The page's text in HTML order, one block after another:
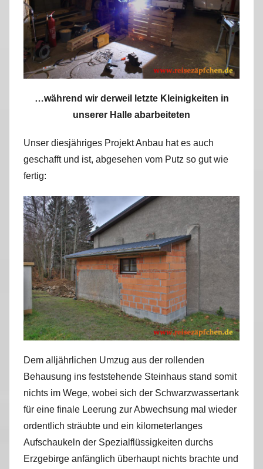
…während wir derweil letzte Kleinigkeiten in
unserer Halle abarbeiteten
Unser diesjähriges Projekt Anbau hat es auch
geschafft und ist, abgesehen vom Putz so gut wie
fertig:
Dem alljährlichen Umzug aus der rollenden
Behausung ins feststehende Steinhaus stand somit
nichts im Wege, wobei sich der Schwarzwassertank
für eine finale Leerung zur Abwechsung mal wieder
ordentlich sträubte und ein kilometerlanges
Aufschaukeln der Spezialflüssigkeiten durchs
Erzgebirge anfänglich überhaupt nichts brachte und